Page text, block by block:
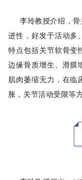
李玲教授介绍，
进性，好发于活动多
特点包括关节软骨变
边缘骨质增生、滑膜
肌肉萎缩无力，在临
胀，关节活动受限等